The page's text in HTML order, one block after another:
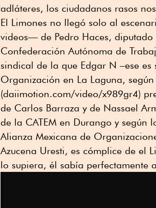
adláteres, los ciudadanos rasos
El Limones no llegó solo al
videos— de Pedro Haces,
Confederación Autónoma de
sindical de la que Edgar N –ese
Organización en La Laguna,
(daiimotion.com/video/x989gr4)
de Carlos Barraza y de Nassael
de la CATEM en Durango y según
Alianza Mexicana de
Azucena Uresti, es cómplice de el
lo supiera, él sabía perfectamente